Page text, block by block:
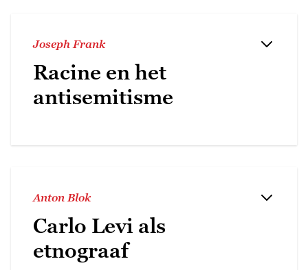
Joseph Frank
Racine en het
antisemitisme
Anton Blok
Carlo Levi als
etnograaf